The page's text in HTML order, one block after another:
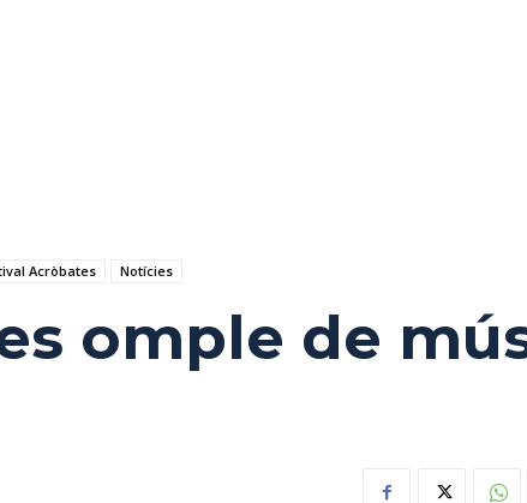
Acròbates Notícies
omple de